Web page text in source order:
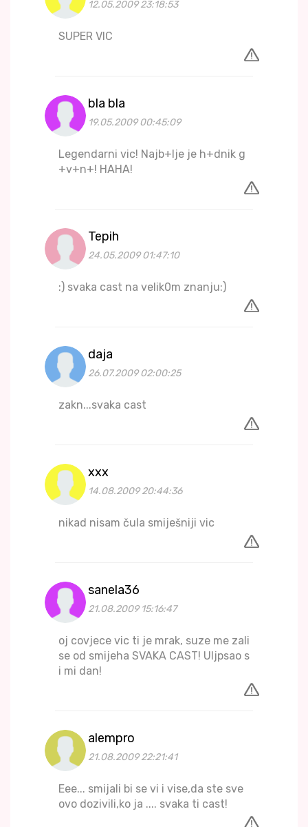
12.05.2009 23:18:53
SUPER VIC
bla bla
19.05.2009 00:45:09
Legendarni vic! Najb+lje je h+dnik g
+v+n+! HAHA!
Tepih
24.05.2009 01:47:10
:) svaka cast na velik0m znanju:)
daja
26.07.2009 02:00:25
zakn...svaka cast
xxx
14.08.2009 20:44:36
nikad nisam čula smiješniji vic
sanela36
21.08.2009 15:16:47
oj covjece vic ti je mrak, suze me zali
se od smijeha SVAKA CAST! Uljpsao s
i mi dan!
alempro
21.08.2009 22:21:41
Eee... smijali bi se vi i vise,da ste sve
ovo dozivili,ko ja .... svaka ti cast!